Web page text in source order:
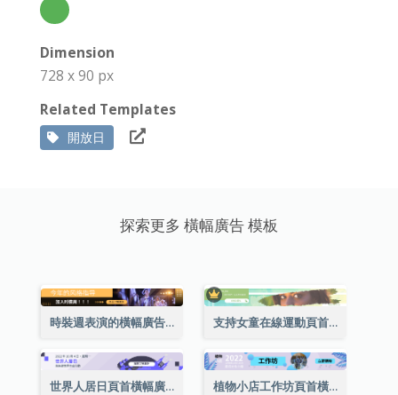
Dimension
728 x 90 px
Related Templates
開放日
探索更多 橫幅廣告 模板
時裝週表演的橫幅廣告 支持女童在線運動頁首橫幅廣告
世界人居日頁首橫幅廣告 植物小店工作坊頁首橫幅廣告